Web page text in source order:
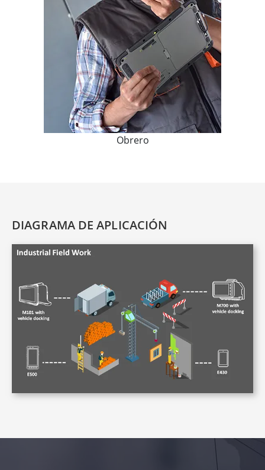
Obrero
DIAGRAMA DE APLICACIÓN